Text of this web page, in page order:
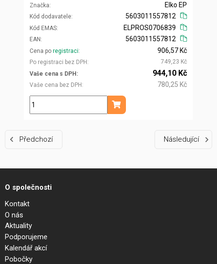
Značka
Kód dodavatele
Elko EP
5603011557812
Kód EMAS
EAN
ELPROS0706839
5603011557812
Cena po registraci
Po registraci bez DPH
906,57 Kč
749,23 Kč
Vaše cena s DPH
Vaše cena bez DPH
944,10 Kč
780,25 Kč
ks
Přidat do košíku
Předchozí Následující
O společnosti
Kontakt
O nás
Aktuality
Podporujeme
Kalendář akcí
Pobočky